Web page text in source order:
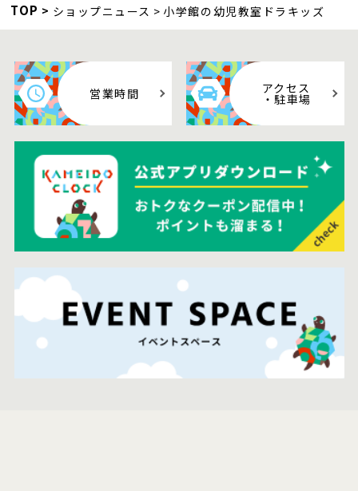
TOP ショップニュース 小学館の幼児教室ドラキッズ
営業時間 アクセス
・駐車場